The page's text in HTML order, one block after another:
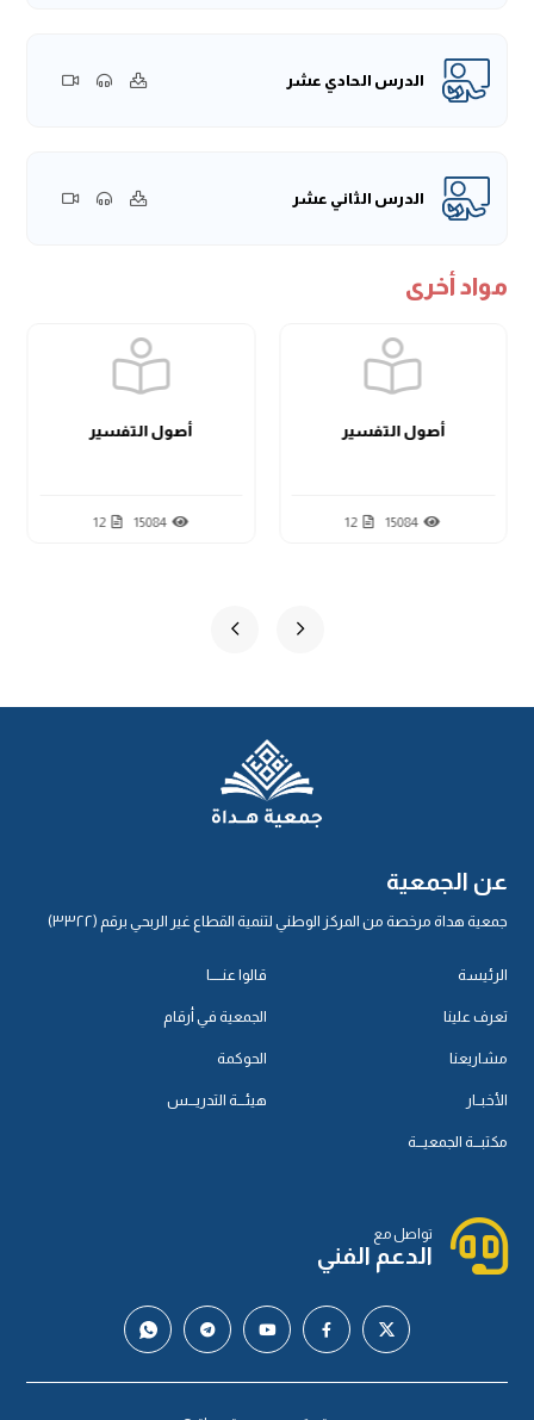
الدرس الحادي عشر
الدرس الثاني عشر
مواد أخرى
أصول التفسير
15084
12
أصول التفسير
15084
12
عن الجمعية
جمعية هداة مرخصة من المركز الوطني لتنمية القطاع غير الربحي برقم (٣٣٢٢)
الرئيسة
تعرف علينا
مشاريعنا
الأخبــار
مكتبـــة الجمعيـــة
قالوا عنـــــا
الجمعية في أرقام
الحوكمة
هيئـــة التدريـــس
تواصل مع
الدعم الفني